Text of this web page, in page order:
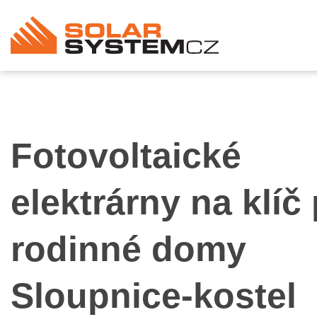
Fotovoltaické
elektrárny na klíč
rodinné domy
Sloupnice-kostel